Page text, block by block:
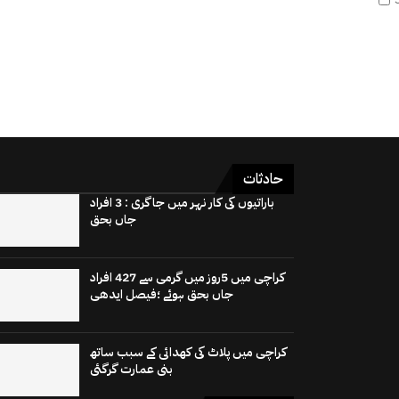
حادثات
باراتیوں کی کار نہر میں جاگری : 3 افراد
جاں بحق
کراچی میں 5روز میں گرمی سے 427 افراد
جاں بحق ہوئے ؛فیصل ایدھی
کراچی میں پلاٹ کی کھدائی کے سبب ساتھ
بنی عمارت گرگئی